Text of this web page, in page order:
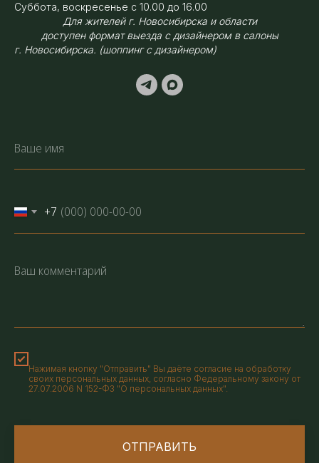
Суббота, воскресенье с 10.00 до 16.00
Для жителей г. Новосибирска и области
доступен формат выезда с дизайнером в салоны
г. Новосибирска. (шоппинг с дизайнером)
+7
Нажимая кнопку "Отправить" Вы даёте согласие на обработку
своих персональных данных, согласно Федеральному закону от
27.07.2006 N 152-ФЗ "О персональных данных".
ОТПРАВИТЬ